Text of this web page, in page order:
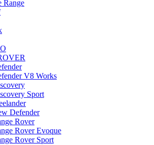
Range
V8 Works
Sport
Defender
Rover
Rover Evoque
Rover Sport